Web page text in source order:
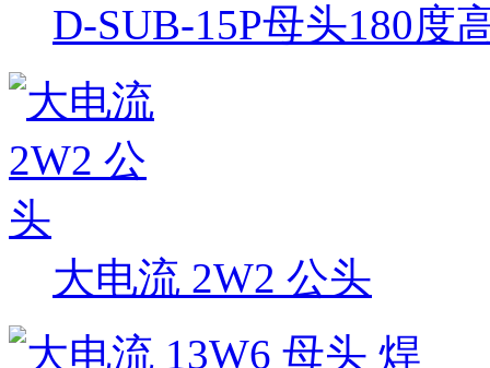
D-SUB-15P母头180度
大电流 2W2 公头